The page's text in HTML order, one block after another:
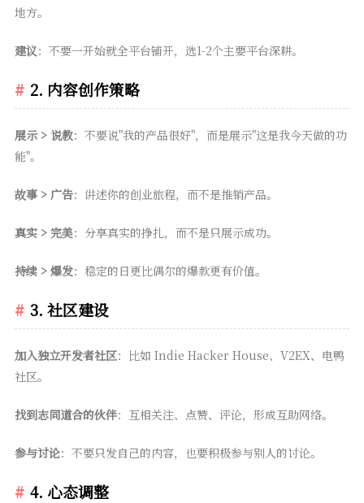
地方。
建议：不要一开始就全平台铺开，选1-2个主要平台深耕。
2. 内容创作策略
展示 > 说教：不要说"我的产品很好"，而是展示"这是我今天做的功
能"。
故事 > 广告：讲述你的创业旅程，而不是推销产品。
真实 > 完美：分享真实的挣扎，而不是只展示成功。
持续 > 爆发：稳定的日更比偶尔的爆款更有价值。
3. 社区建设
加入独立开发者社区：比如 Indie Hacker House、V2EX、电鸭
社区。
找到志同道合的伙伴：互相关注、点赞、评论，形成互助网络。
参与讨论：不要只发自己的内容，也要积极参与别人的讨论。
4. 心态调整